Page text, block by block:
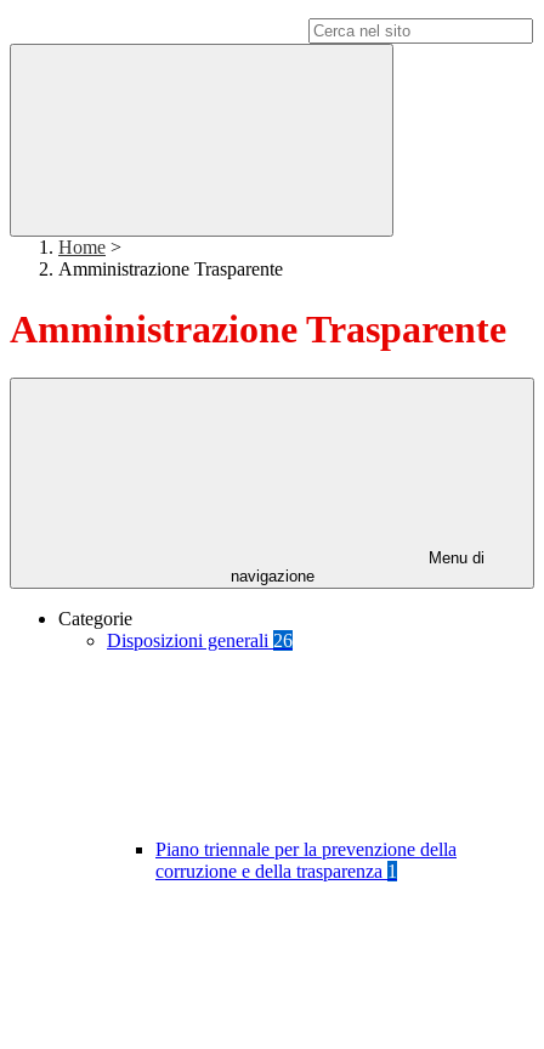
Home >
Amministrazione Trasparente
Amministrazione Trasparente
Menu di
navigazione
Categorie
Disposizioni generali 26
Piano triennale per la prevenzione della
corruzione e della trasparenza 1